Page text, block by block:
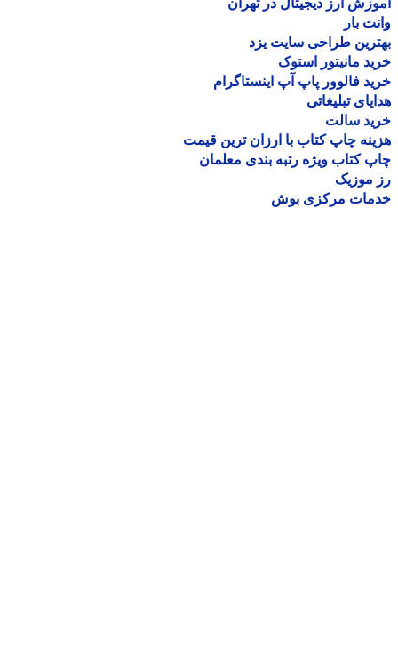
ارز دیجیتال در تهران
بار
طراحی سایت یزد
مانیتور استوک
فالوور پاپ آپ اینستاگرام
تبلیغاتی
سالت
چاپ کتاب با ارزان ترین قیمت
کتاب ویژه رتبه بندی معلمان
موزیک
مرکزی بوش